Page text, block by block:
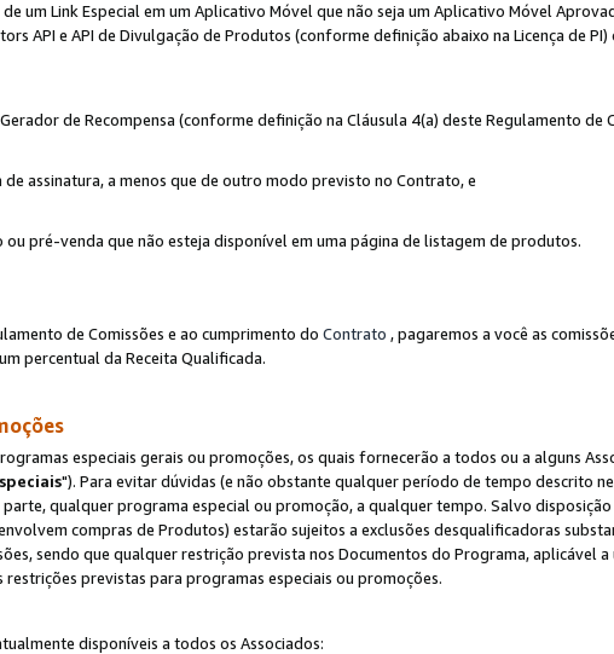
um Link Especial em um Aplicativo Móvel que não seja um Aplicativo Móvel
API e API de Divulgação de Produtos (conforme definição abaixo na Licença de
de Recompensa (conforme definição na Cláusula 4(a) deste Regulamento de
assinatura, a menos que de outro modo previsto no Contrato, e
pré-venda que não esteja disponível em uma página de listagem de produtos.
de Comissões e ao cumprimento do Contrato , pagaremos a você as
percentual da Receita Qualificada.
especiais gerais ou promoções, os quais fornecerão a todos ou a alguns
"). Para evitar dúvidas (e não obstante qualquer período de tempo descrito
qualquer programa especial ou promoção, a qualquer tempo. Salvo
compras de Produtos) estarão sujeitos a exclusões desqualificadoras
sendo que qualquer restrição prevista nos Documentos do Programa, aplicável
restrições previstas para programas especiais ou promoções.
disponíveis a todos os Associados: